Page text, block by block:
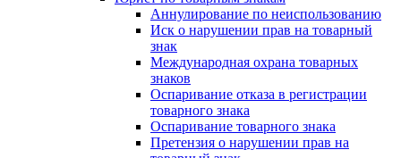
Аннулирование по неиспользованию
Иск о нарушении прав на товарный
знак
Международная охрана товарных
знаков
Оспаривание отказа в регистрации
товарного знака
Оспаривание товарного знака
Претензия о нарушении прав на